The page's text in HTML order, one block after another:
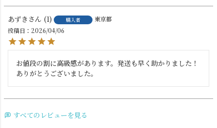
あずき 1 購入者
東京都
投稿日
2026/04/06
お値段の割に高級感があります。発送も早く助かりました！
ありがとうございました。
すべてのレビューを見る